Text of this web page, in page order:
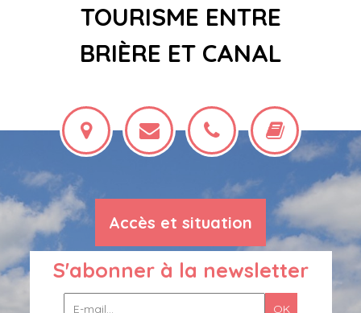
TOURISME ENTRE
BRIÈRE ET CANAL
Accès et situation
S'abonner à la newsletter